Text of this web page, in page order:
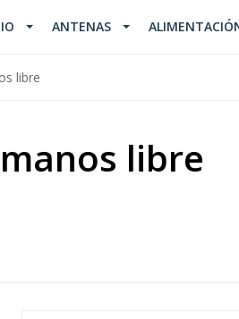
ANTENAS
libre
libre